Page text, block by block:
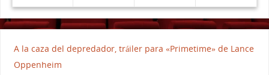
A la caza del depredador, tráiler para «Primetime» de Lance
Oppenheim